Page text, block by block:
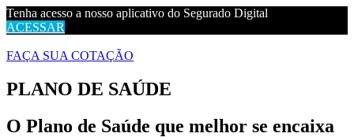
Tenha acesso a nosso aplicativo do Segurado Digital
ACESSAR
FAÇA SUA COTAÇÃO
PLANO DE SAÚDE
O Plano de Saúde que melhor se encaixa